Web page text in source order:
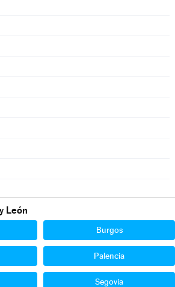
León
Burgos
Palencia
Segovia